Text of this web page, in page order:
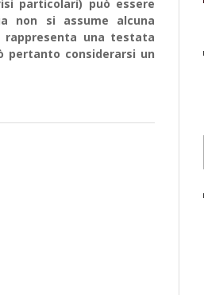
particolari) può essere
non si assume alcuna
una testata
pertanto considerarsi un